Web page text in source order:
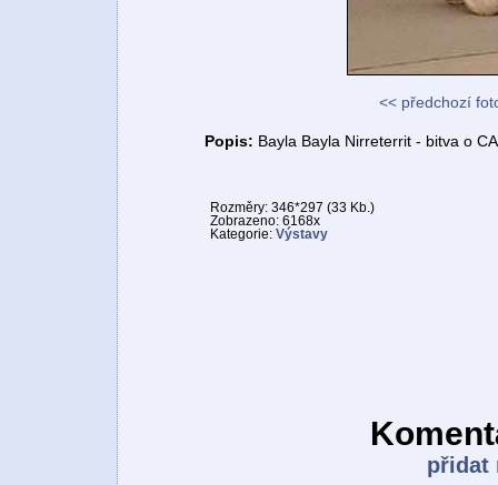
<< předchozí
Popis: Bayla Bayla Nirreterrit - bitva o
Rozměry: 346*297 (33 Kb.)
Zobrazeno: 6168x
Kategorie: Výstavy
přidat